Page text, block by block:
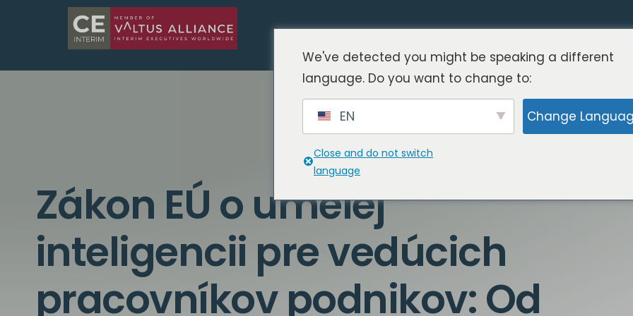
Zákon EÚ o umelej
inteligencii pre vedúcich
pracovníkov podnikov: Od
We've detected you might be speaking a different
language. Do you want to change to:
EN Change
Close and do not switch
language